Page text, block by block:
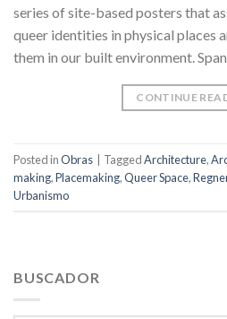
series of site-based posters that
queer identities in physical places
them in our built environment.
CONTINUE
Posted inObras | TaggedArchitecture,
making,Placemaking,Queer Space,
Urbanismo
BUSCADOR